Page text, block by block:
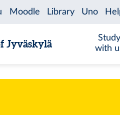
Jyväskylä
Study
with